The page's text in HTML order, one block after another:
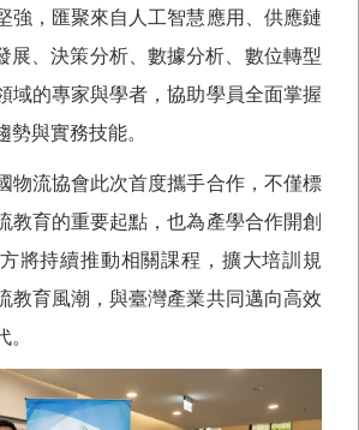
強，匯聚來自人工智慧應用、供應鏈
展、決策分析、數據分析、數位轉型
域的專家與學者，協助學員全面掌握
勢與實務技能。
物流協會此次首度攜手合作，不僅標
教育的重要起點，也為產學合作開創
將持續推動相關課程，擴大培訓規
教育風潮，與臺灣產業共同邁向高效